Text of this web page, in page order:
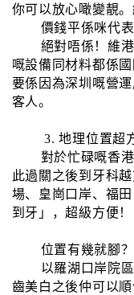
你可以放心噉變靚。
價錢平係咪代表
絕對唔係！維
嘅設備同材料都係
要係因為深圳嘅營
客人。
3. 地理位置超
對於忙碌嘅香
此過關之後到牙科
場、皇崗口岸、福
到牙」，超級方便！
位置有幾就腳？
以羅湖口岸院
齒美白之後仲可以